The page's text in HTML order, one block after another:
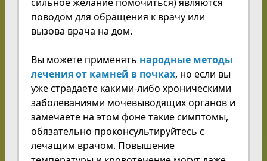
поводом для обращения к врачу или
вызова врача на дом.
Вы можете применять народные методы
лечения от камней в почках, но если вы
уже страдаете какими-либо хроническими
заболеваниями мочевыводящих органов и
замечаете на этом фоне такие симптомы,
обязательно проконсультируйтесь с
лечащим врачом. Повышение